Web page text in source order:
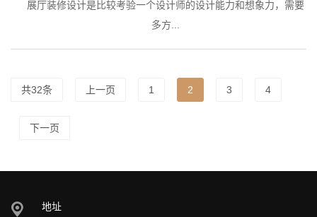
展厅装修设计是比较考验一个设计师的设计能力和想象力，需要
多方...
共32条 上一页 1 2 3 4
下一页
地址